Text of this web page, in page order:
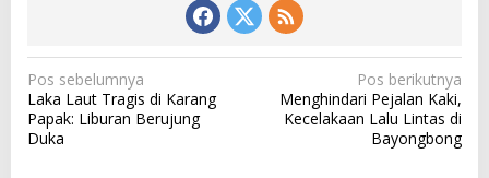
N
a
v
Pos sebelumnya
Laka Laut Tragis di Karang
Papak: Liburan Berujung
Duka
Pos berikutnya
Menghindari Pejalan Kaki,
Kecelakaan Lalu Lintas di
Bayongbong